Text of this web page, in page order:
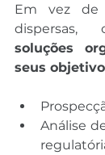
Em vez de
soluções
seus
Análise